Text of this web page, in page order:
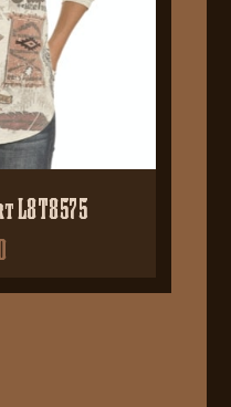
L8T8575